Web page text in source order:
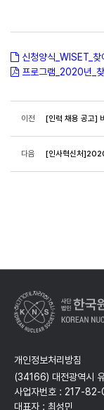
신청양식_WISET_
프로그램_2020년_
이전 [인력 채용 공고]
다음 [인사혁신처
개인정보처리방침
(34166) 대전광역시
사업자번호 : 217-
대표자 : 최성민